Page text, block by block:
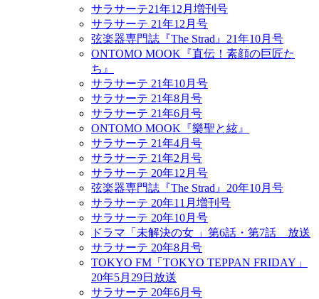
サラサーテ21年12月増刊号
サラサーテ 21年12月号
弦楽器専門誌『The Strad』21年10月号
ONTOMO MOOK『直伝！素顔の巨匠た
ち』
サラサーテ 21年10月号
サラサーテ 21年8月号
サラサーテ 21年6月号
ONTOMO MOOK『樂聖と絃』
サラサーテ 21年4月号
サラサーテ 21年2月号
サラサーテ 20年12月号
弦楽器専門誌『The Strad』20年10月号
サラサーテ 20年11月増刊号
サラサーテ 20年10月号
ドラマ「未解決の女 」第6話・第7話 放送
サラサーテ 20年8月号
TOKYO FM「TOKYO TEPPAN FRIDAY」
20年5月29日放送
サラサーテ 20年6月号